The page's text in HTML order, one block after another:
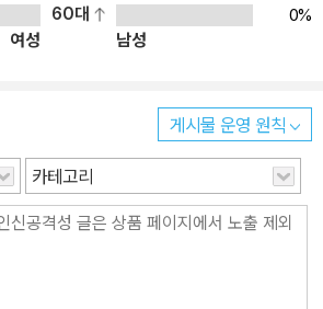
끝에 세탁소 아저씨가 되어 동물에 관한 글
각지의 조선학교에 다니는 많은 아이들이 있
이루는 데 아무런 장애가 없는, 차별 없고
저씨, 김황 김황은 196
났는데 현재 세탁소 일을 하며 동물에 관한
아이들을 위한 동물 이야기를 쓰는 것은 아이
60대
0%
여성
남성
게시물 운영 원칙
카테고리